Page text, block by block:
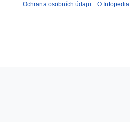
Ochrana osobních údajů O Infopedia